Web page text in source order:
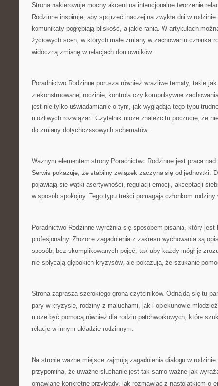
Strona nakierowuje mocny akcent na intencjonalne tworzenie
Rodzinne inspiruje, aby spojrzeć inaczej na zwykłe dni w
komunikaty pogłębiają bliskość, a jakie ranią. W artykułach
życiowych scen, w których małe zmiany w zachowaniu członka
widoczną zmianę w relacjach domowników.
Poradnictwo Rodzinne porusza również wrażliwe tematy, takie
zrekonstruowanej rodzinie, kontrola czy kompulsywne
jest nie tylko uświadamianie o tym, jak wyglądają tego typu
możliwych rozwiązań. Czytelnik może znaleźć tu poczucie, że
do zmiany dotychczasowych schematów.
Ważnym elementem strony Poradnictwo Rodzinne jest praca
Serwis pokazuje, że stabilny związek zaczyna się od jednostki.
pojawiają się wątki asertywności, regulacji emocji, akceptacji
w sposób spokojny. Tego typu treści pomagają członkom rodziny
Poradnictwo Rodzinne wyróżnia się sposobem pisania, który jest
profesjonalny. Złożone zagadnienia z zakresu wychowania są
sposób, bez skomplikowanych pojęć, tak aby każdy mógł je
nie spłycają głębokich kryzysów, ale pokazują, że szukanie
Strona zaprasza szerokiego grona czytelników. Odnajdą się tu
pary w kryzysie, rodziny z maluchami, jak i opiekunowie
może być pomocą również dla rodzin patchworkowych, które
relacje w innym układzie rodzinnym.
Na stronie ważne miejsce zajmują zagadnienia dialogu w
przypomina, że uważne słuchanie jest tak samo ważne jak
omawiane konkretne przykłady, jak rozmawiać z nastolatkiem o